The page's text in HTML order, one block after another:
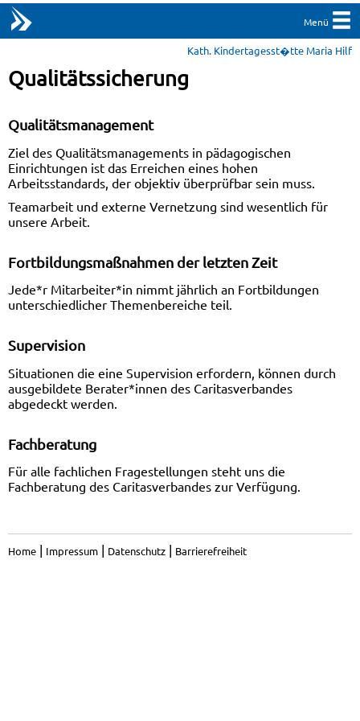
Menü
Kath. Kindertagesst�tte Maria Hilf
Qualitätssicherung
Qualitätsmanagement
Ziel des Qualitätsmanagements in pädagogischen
Einrichtungen ist das Erreichen eines hohen
Arbeitsstandards, der objektiv überprüfbar sein muss.
Teamarbeit und externe Vernetzung sind wesentlich für
unsere Arbeit.
Fortbildungsmaßnahmen der letzten Zeit
Jede*r Mitarbeiter*in nimmt jährlich an Fortbildungen
unterschiedlicher Themenbereiche teil.
Supervision
Situationen die eine Supervision erfordern, können durch
ausgebildete Berater*innen des Caritasverbandes
abgedeckt werden.
Fachberatung
Für alle fachlichen Fragestellungen steht uns die
Fachberatung des Caritasverbandes zur Verfügung.
Home | Impressum | Datenschutz | Barrierefreiheit